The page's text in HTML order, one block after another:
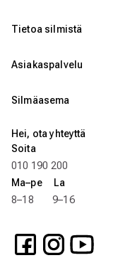
Tietoa silmistä
Asiakaspalvelu
Silmäasema
Hei, ota yhteyttä
Soita
010 190 200
Ma–pe La
8–18 9–16